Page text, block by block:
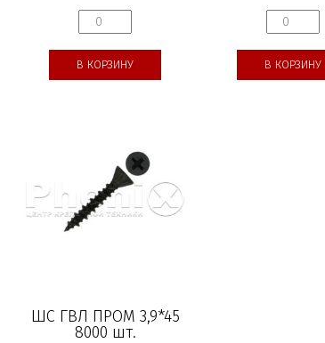
В КОРЗИНУ В КОРЗИНУ
ШС ГВЛ ПРОМ 3,9*45
8000 шт.